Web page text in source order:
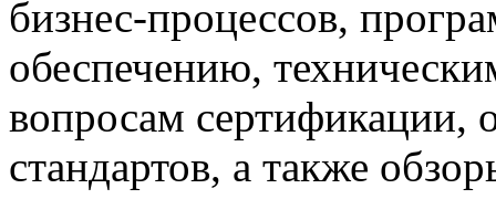
бизнес-процессов,
обеспечению,
вопросам
стандартов, а также